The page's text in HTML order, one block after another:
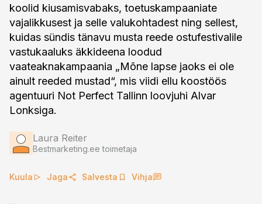
koolid kiusamisvabaks, toetuskampaaniate
vajalikkusest ja selle valukohtadest ning sellest,
kuidas sündis tänavu musta reede ostufestivalile
vastukaaluks äkkideena loodud
vaateaknakampaania „Mõne lapse jaoks ei ole
ainult reeded mustad“, mis viidi ellu koostöös
agentuuri Not Perfect Tallinn loovjuhi Alvar
Lonksiga.
Laura Reiter
Bestmarketing.ee toimetaja
Kuula Jaga Salvesta Vihja